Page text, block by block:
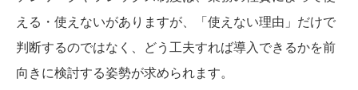
える・使えないがありますが、「使えない理由」だけで
判断するのではなく、どう工夫すれば導入できるかを前
向きに検討する姿勢が求められます。